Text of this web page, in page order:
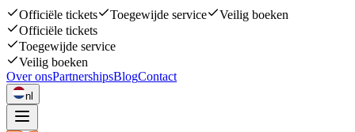
Officiële tickets Toegewijde service
Veilig boeken
Officiële tickets
Toegewijde service
Veilig boeken
Over onsPartnershipsBlogContact
nl